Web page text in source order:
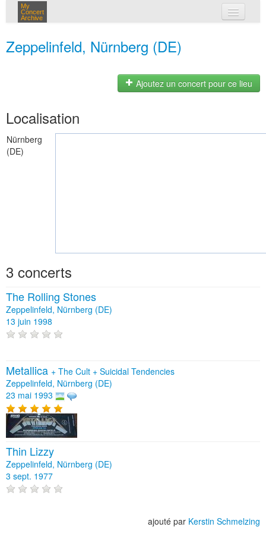
My
Concert
Archive
Zeppelinfeld, Nürnberg (DE)
Ajoutez un concert pour ce lieu
Localisation
Nürnberg
(DE)
3 concerts
The Rolling Stones
Zeppelinfeld, Nürnberg (DE)
13 juin 1998
Metallica + The Cult + Suicidal Tendencies
Zeppelinfeld, Nürnberg (DE)
23 mai 1993
Thin Lizzy
Zeppelinfeld, Nürnberg (DE)
3 sept. 1977
ajouté par Kerstin Schmelzing